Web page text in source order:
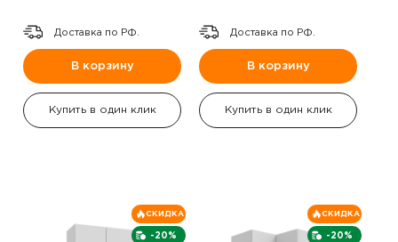
Доставка по РФ.
В корзину
Купить в один клик
Доставка по РФ.
В корзину
Купить в один клик
-20%
СКИДКА
-20%
СКИДКА